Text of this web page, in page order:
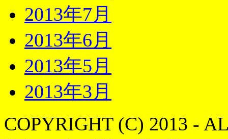
2013年7月
2013年6月
2013年5月
2013年3月
COPYRIGHT (C) 2013 -